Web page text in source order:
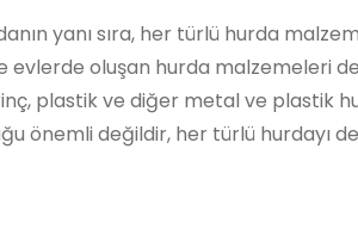
yanı sıra, her türlü hurda
oluşan hurda malzemeleri
plastik ve diğer metal ve plastik
önemli değildir, her türlü hurdayı